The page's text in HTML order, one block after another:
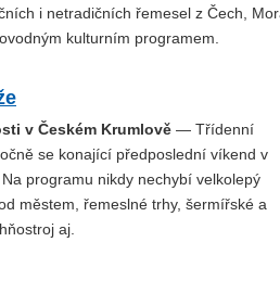
i netradičních řemesel z Čech,
kulturním programem.
v Českém Krumlově — Třídenní
se konající předposlední víkend v
programu nikdy nechybí velkolepý
městem, řemeslné trhy, šermířské a
aj.